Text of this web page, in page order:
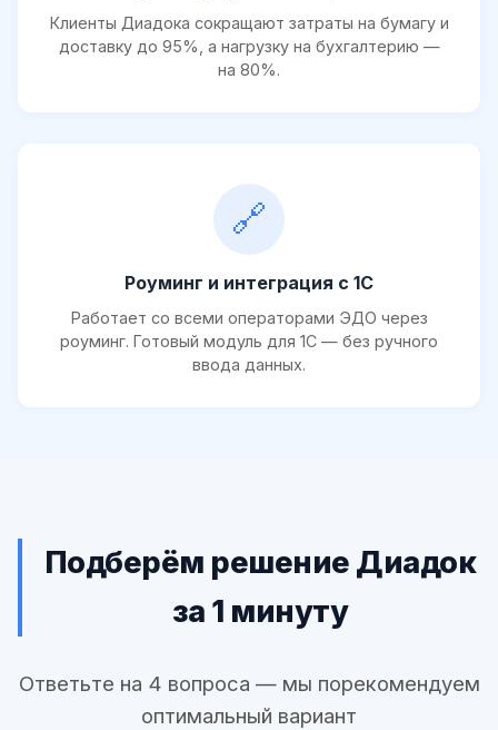
Клиенты Диадока сокращают затраты на бумагу и
доставку до 95%, а нагрузку на бухгалтерию —
на 80%.
🔗
Роуминг и интеграция с 1С
Работает со всеми операторами ЭДО через
роуминг. Готовый модуль для 1С — без ручного
ввода данных.
Подберём решение Диадок
за 1 минуту
Ответьте на 4 вопроса — мы порекомендуем
оптимальный вариант